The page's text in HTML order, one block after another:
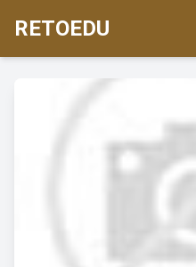
RETOEDU